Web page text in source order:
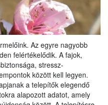
Az egyre nagyobb
felértékelődik. A fajok,
stressz-
között kell legyen.
a telepítők elegendő
alapozott adatot, amely